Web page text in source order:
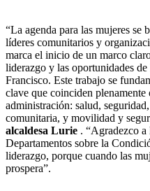
“La agenda para las mujeres se
líderes comunitarios y
marca el inicio de un marco
liderazgo y las oportunidades
Francisco. Este trabajo se
clave que coinciden
administración: salud,
comunitaria, y movilidad y
alcaldesa Lurie . “Agradezco
Departamentos sobre la
liderazgo, porque cuando las
prospera”.